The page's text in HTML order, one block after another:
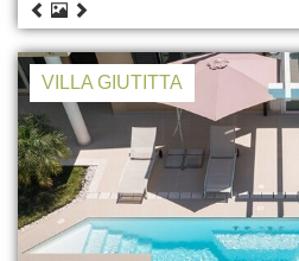
VILLA GIUTITTA